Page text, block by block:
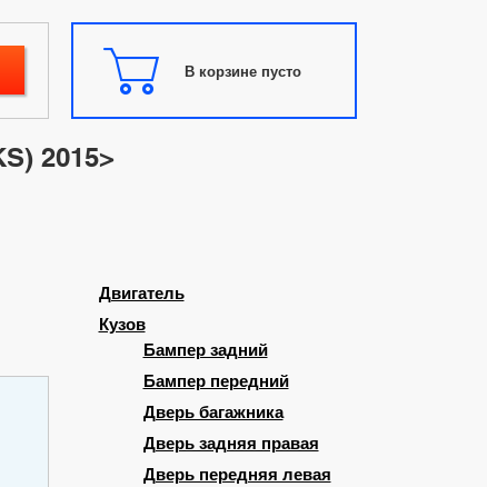
В корзине пусто
2015>
Двигатель
Кузов
Бампер задний
Бампер передний
Дверь багажника
Дверь задняя правая
Дверь передняя левая